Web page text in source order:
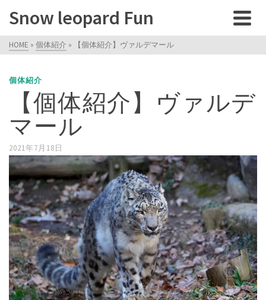
Snow leopard Fun
HOME » 個体紹介 » 【個体紹介】ヴァルデマール
個体紹介
【個体紹介】ヴァルデ
マール
2021年7月18日